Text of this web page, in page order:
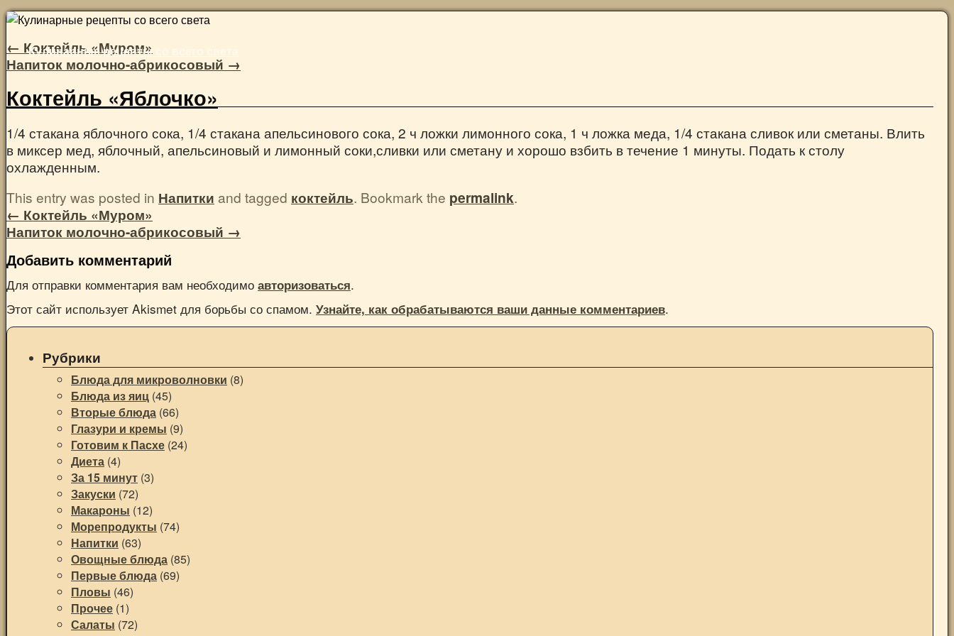
Кулинарные рецепты со всего света
Skip
content
← Коктейль «Муром»
Напиток молочно-абрикосовый →
Коктейль «Яблочко»
1/4 стакана яблочного сока, 1/4 стакана апельсинового сока, 2 ч ложки лимонного сока, 1 ч ложка меда, 1/4 стакана сливок или сметаны. Влить
в миксер мед, яблочный, апельсиновый и лимонный соки,сливки или сметану и хорошо взбить в течение 1 минуты. Подать к столу
охлажденным.
This entry was posted in Напитки and tagged коктейль. Bookmark the permalink.
← Коктейль «Муром»
Напиток молочно-абрикосовый →
Добавить комментарий
Для отправки комментария вам необходимо авторизоваться.
Этот сайт использует Akismet для борьбы со спамом. Узнайте, как обрабатываются ваши данные комментариев.
Рубрики
Блюда для микроволновки (8)
Блюда из яиц (45)
Вторые блюда (66)
Глазури и кремы (9)
Готовим к Пасхе (24)
Диета (4)
За 15 минут (3)
Закуски (72)
Макароны (12)
Морепродукты (74)
Напитки (63)
Овощные блюда (85)
Первые блюда (69)
Пловы (46)
Прочее (1)
Салаты (72)